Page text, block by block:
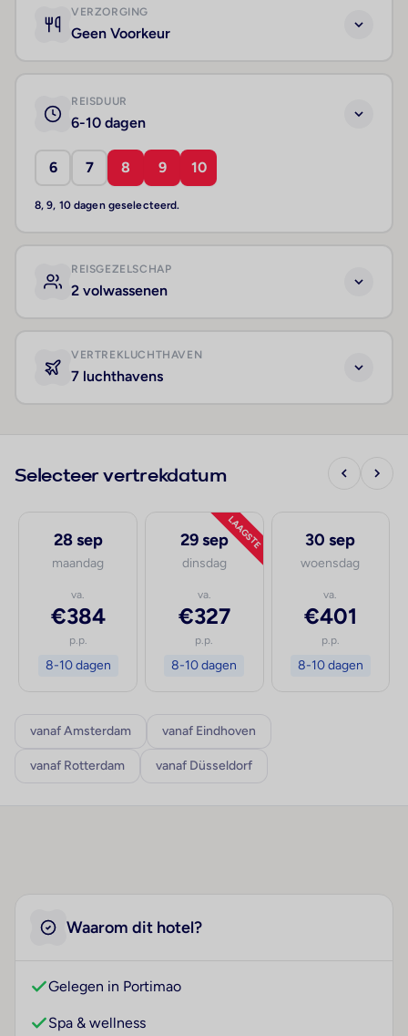
VERZORGING
Geen Voorkeur
REISDUUR
6-10 dagen
6 7 8 9 10
8, 9, 10 dagen geselecteerd.
REISGEZELSCHAP
2 volwassenen
VERTREKLUCHTHAVEN
7 luchthavens
Selecteer vertrekdatum
28 sep
maandag
va.
€384
p.p.
8-10 dagen
LAAGSTE
29 sep
dinsdag
va.
€327
p.p.
8-10 dagen
30 sep
woensdag
va.
€401
p.p.
8-10 dagen
vanaf Amsterdam vanaf Eindhoven
vanaf Rotterdam vanaf Düsseldorf
Waarom dit hotel?
Gelegen in Portimao
Spa & wellness